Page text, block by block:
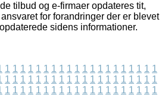
tilbud og e-firmaer opdateres tit,
for forandringer der er blevet
sidens informationer.
1 1 1 1 1 1 1 1 1 1 1 1 1 1 1 1 1 1 1 1
1 1 1 1 1 1 1 1 1 1 1 1 1 1 1 1 1 1 1 1
1 1 1 1 1 1 1 1 1 1 1 1 1 1 1 1 1 1 1 1